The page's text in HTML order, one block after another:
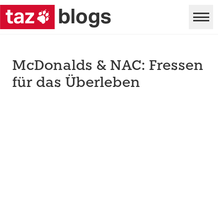
McDonalds & NAC: Fressen
für das Überleben